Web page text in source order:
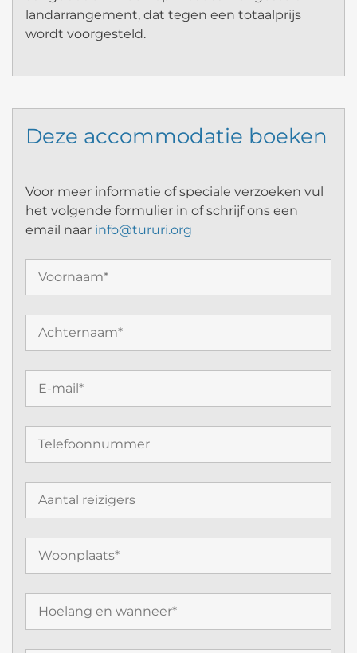
landarrangement, dat tegen een totaalprijs
wordt voorgesteld.
Deze accommodatie boeken
Voor meer informatie of speciale verzoeken vul
het volgende formulier in of schrijf ons een
email naar info@tururi.org